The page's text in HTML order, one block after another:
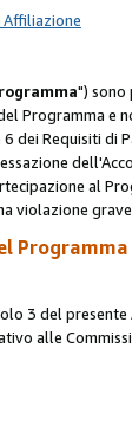
Affiliazione
") sono
Programma
Requisiti
al
violazione
3 del
alle